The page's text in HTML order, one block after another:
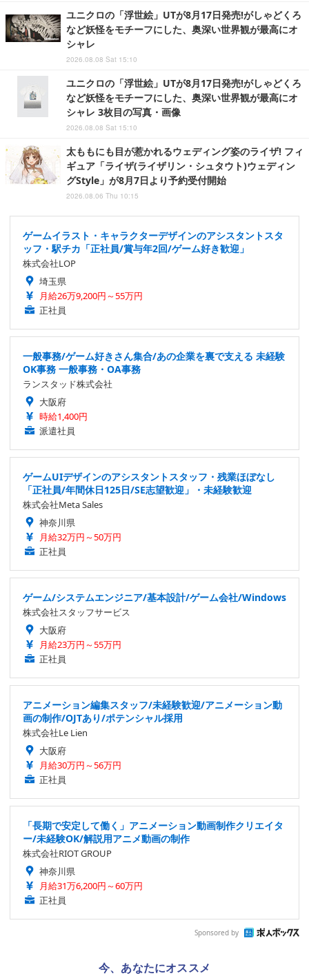
ユニクロの「浮世絵」UTが8月17日発売!がしゃどくろ
など妖怪をモチーフにした、奥深い世界観が最高にオ
シャレ
2026.08.08 Sat 15:10
ユニクロの「浮世絵」UTが8月17日発売!がしゃどくろ
など妖怪をモチーフにした、奥深い世界観が最高にオ
シャレ 3枚目の写真・画像
2026.08.08 Sat 15:10
太ももにも目が惹かれるウェディング姿のライザ! フィ
ギュア「ライザ(ライザリン・シュタウト)ウェディン
グStyle」が8月7日より予約受付開始
2026.08.06 Thu 10:15
ゲームイラスト・キャラクターデザインのアシスタントスタ
ッフ・駅チカ「正社員/賞与年2回/ゲーム好き歓迎」
株式会社LOP
埼玉県
月給26万9,200円～55万円
正社員
一般事務/ゲーム好きさん集合/あの企業を裏で支える 未経験
OK事務 一般事務・OA事務
ランスタッド株式会社
大阪府
時給1,400円
派遣社員
ゲームUIデザインのアシスタントスタッフ・残業ほぼなし
「正社員/年間休日125日/SE志望歓迎」・未経験歓迎
株式会社Meta Sales
神奈川県
月給32万円～50万円
正社員
ゲーム/システムエンジニア/基本設計/ゲーム会社/Windows
株式会社スタッフサービス
大阪府
月給23万円～55万円
正社員
アニメーション編集スタッフ/未経験歓迎/アニメーション動
画の制作/OJTあり/ポテンシャル採用
株式会社Le Lien
大阪府
月給30万円～56万円
正社員
「長期で安定して働く」アニメーション動画制作クリエイタ
ー/未経験OK/解説用アニメ動画の制作
株式会社RIOT GROUP
神奈川県
月給31万6,200円～60万円
正社員
Sponsored by
今、あなたにオススメ